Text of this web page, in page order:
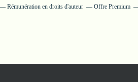
Rémunération en droits d'auteur Offre Premium